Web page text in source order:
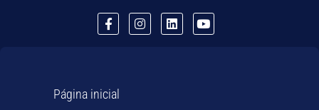
Página inicial